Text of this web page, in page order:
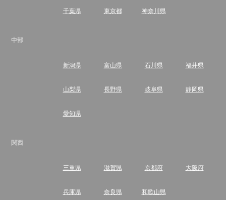
千葉県 東京都 神奈川県
中部
新潟県 富山県 石川県 福井県
山梨県 長野県 岐阜県 静岡県
愛知県
関西
三重県 滋賀県 京都府 大阪府
兵庫県 奈良県 和歌山県